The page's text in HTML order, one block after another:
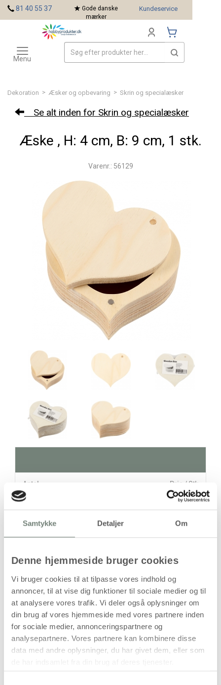
Samtykke Detaljer Om
Denne hjemmeside bruger cookies
Vi bruger cookies til at tilpasse vores indhold og
annoncer, til at vise dig funktioner til sociale medier og til
at analysere vores trafik. Vi deler også oplysninger om
din brug af vores hjemmeside med vores partnere inden
for sociale medier, annonceringspartnere og
analysepartnere. Vores partnere kan kombinere disse
data med andre oplysninger, du har givet dem, eller som
Dekoration > Æsker og opbevaring > Skrin og specialæsker
Se alt inden for Skrin og specialæsker
Æske , H: 4 cm, B: 9 cm, 1 stk.
Varenr.: 56129
Antal Pris / Stk
1 stk
stk
37,94
Leveringsomkostninger
Læg i kurven
når vi har bekræftet din ordre.
81 40 55 37
Gode danske
mærker
Kundeservice
Toggle
navigation
Menu
Mærker